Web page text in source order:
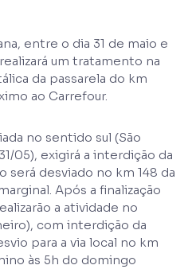
entre o dia 31 de maio e
um tratamento na
da passarela do km
ao Carrefour.
no sentido sul (São
05), exigirá a interdição da
será desviado no km 148 da
Após a finalização
a atividade no
com interdição da
para a via local no km
às 5h do domingo